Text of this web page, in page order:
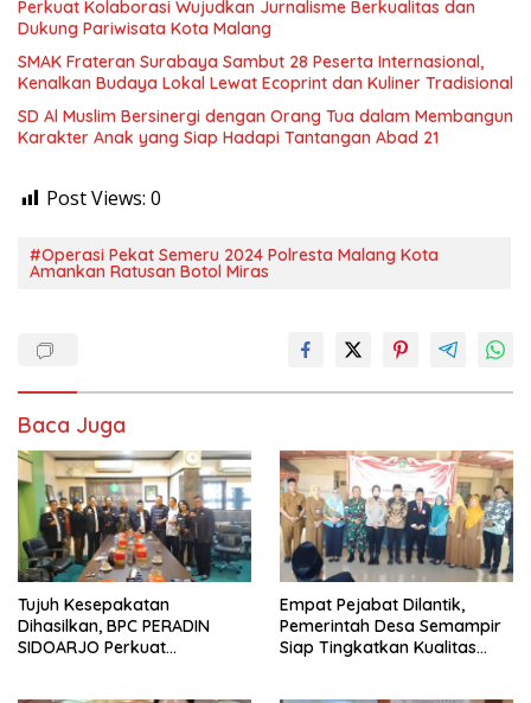
Perkuat Kolaborasi Wujudkan Jurnalisme Berkualitas dan
Dukung Pariwisata Kota Malang
SMAK Frateran Surabaya Sambut 28 Peserta Internasional,
Kenalkan Budaya Lokal Lewat Ecoprint dan Kuliner Tradisional
SD Al Muslim Bersinergi dengan Orang Tua dalam Membangun
Karakter Anak yang Siap Hadapi Tantangan Abad 21
Post Views: 0
#Operasi Pekat Semeru 2024 Polresta Malang Kota
Amankan Ratusan Botol Miras
Baca Juga
Tujuh Kesepakatan
Dihasilkan, BPC PERADIN
SIDOARJO Perkuat
Empat Pejabat Dilantik,
Pemerintah Desa Semampir
Siap Tingkatkan Kualitas